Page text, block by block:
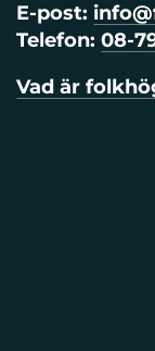
E-post:
Telefon: 08-
Vad är